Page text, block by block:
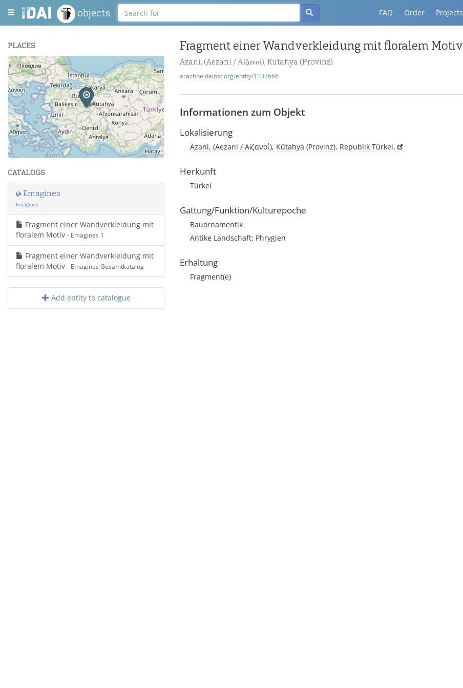
objects FAQ Order Projects
PLACES
+
−
Leaflet | Maps and Data ©OpenStreetMap.
CATALOGS
Emagines
Emagines
Fragment einer Wandverkleidung mit
floralem Motiv - Emagines 1
Fragment einer Wandverkleidung mit
floralem Motiv - Emagines Gesamtkatalog
Add entity to catalogue
Fragment einer Wandverkleidung mit floralem Motiv
Äzani, (Aezani / Αἰζανοί), Kütahya (Provinz)
arachne.dainst.org/entity/1137666
Informationen zum Objekt
Lokalisierung
Äzani, (Aezani / Αἰζανοί), Kütahya (Provinz), Republik Türkei,
Herkunft
Türkei
Gattung/Funktion/Kulturepoche
Bauornamentik
Antike Landschaft: Phrygien
Erhaltung
Fragment(e)